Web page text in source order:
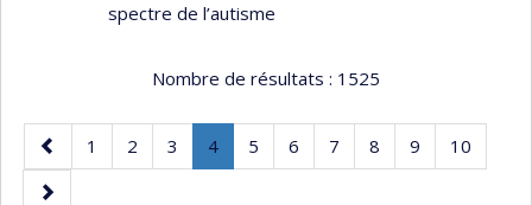
spectre de l’autisme
Nombre de résultats : 1525
Page
précédente
Page
1 Page
2 Page
3 Page
4.
Page
Page
5 Page
6 Page
7 Page
8 Page
9 Page
10
Page